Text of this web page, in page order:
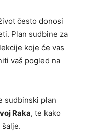
često donosi
Plan sudbine za
koje će vas
vaš pogled na
sudbinski plan
Raka, te kako